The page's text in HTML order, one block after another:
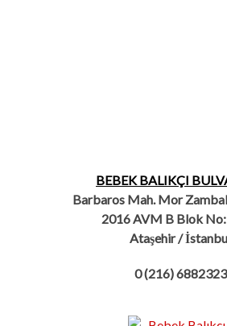
BEBEK BALIKÇI
Barbaros Mah. Mor
2016 AVM B Blok
Ataşehir /
0 (216) 6882323